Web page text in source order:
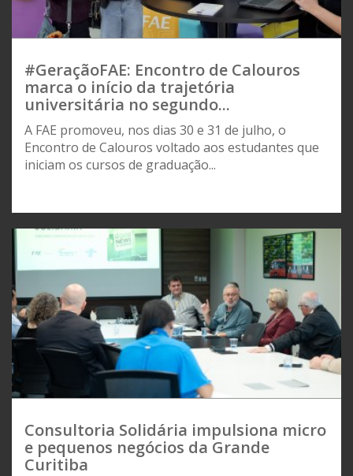
#GeraçãoFAE: Encontro de Calouros
marca o início da trajetória
universitária no segundo...
A FAE promoveu, nos dias 30 e 31 de julho, o
Encontro de Calouros voltado aos estudantes que
iniciam os cursos de graduação...
Consultoria Solidária impulsiona micro
e pequenos negócios da Grande
Curitiba